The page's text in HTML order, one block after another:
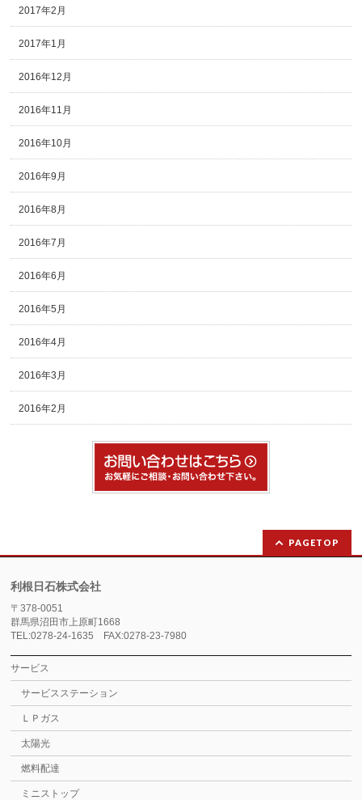
2017年2月
2017年1月
2016年12月
2016年11月
2016年10月
2016年9月
2016年8月
2016年7月
2016年6月
2016年5月
2016年4月
2016年3月
2016年2月
PAGETOP
利根日石株式会社
〒378-0051
群馬県沼田市上原町1668
TEL:0278-24-1635 FAX:0278-23-7980
サービス
サービスステーション
ＬＰガス
太陽光
燃料配達
ミニストップ